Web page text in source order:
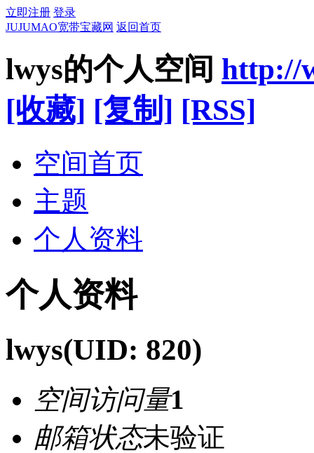
立即注册 登录
JUJUMAO宽带宝藏网 返回首页
lwys的个人空间 http://
[收藏] [复制] [RSS]
空间首页
主题
个人资料
个人资料
lwys(UID: 820)
空间访问量1
邮箱状态未验证